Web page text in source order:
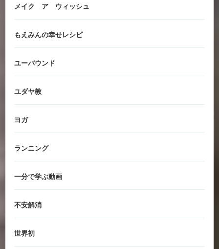
メイク ア ウィッシュ
もえみんの幸せレシピ
ユーバウンド
ユダヤ教
ヨガ
ランニング
一分で学ぶ動画
不安解消
世界初